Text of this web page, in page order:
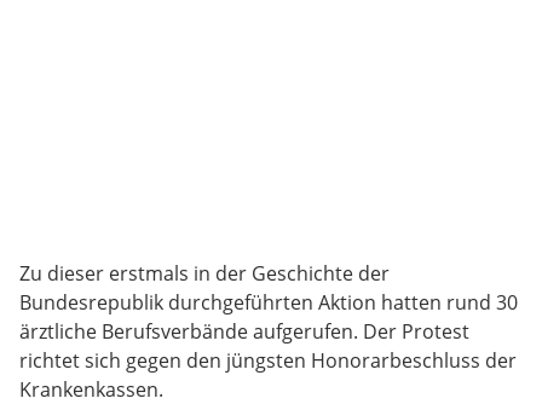
Zu dieser erstmals in der Geschichte der
Bundesrepublik durchgeführten Aktion hatten rund 30
ärztliche Berufsverbände aufgerufen. Der Protest
richtet sich gegen den jüngsten Honorarbeschluss der
Krankenkassen.